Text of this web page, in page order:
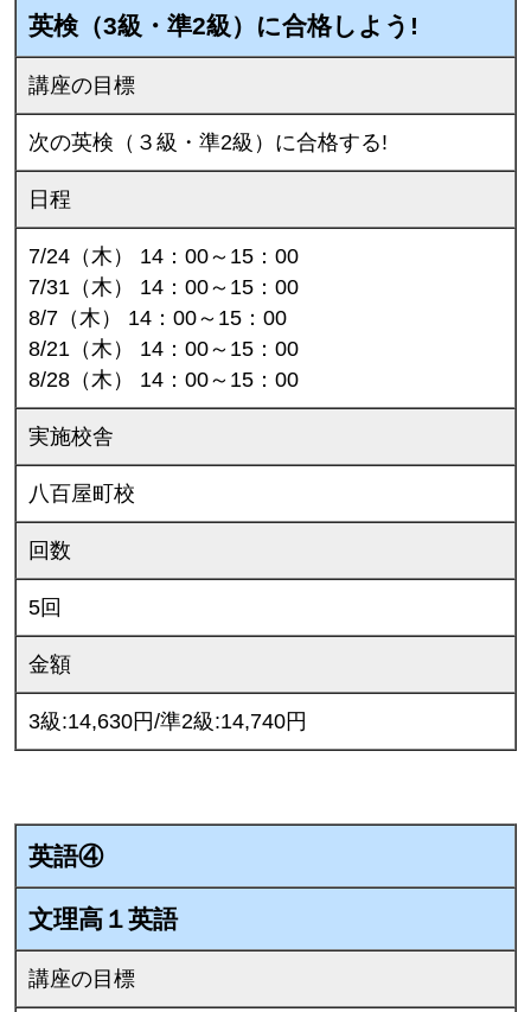
英検（3級・準2級）に合格しよう!
講座の目標
次の英検（３級・準2級）に合格する!
日程
7/24（木） 14：00～15：00
7/31（木） 14：00～15：00
8/7（木） 14：00～15：00
8/21（木） 14：00～15：00
8/28（木） 14：00～15：00
実施校舎
八百屋町校
回数
5回
金額
3級:14,630円/準2級:14,740円
英語④
文理高１英語
講座の目標